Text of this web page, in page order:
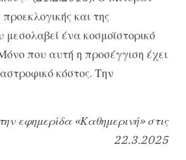
και της
μεσολαβεί ένα κοσμοϊστορικό
που αυτή η προσέγγιση έχει
κόστος. Την
εφημερίδα «Καθημερινή» στις
22.3.2025